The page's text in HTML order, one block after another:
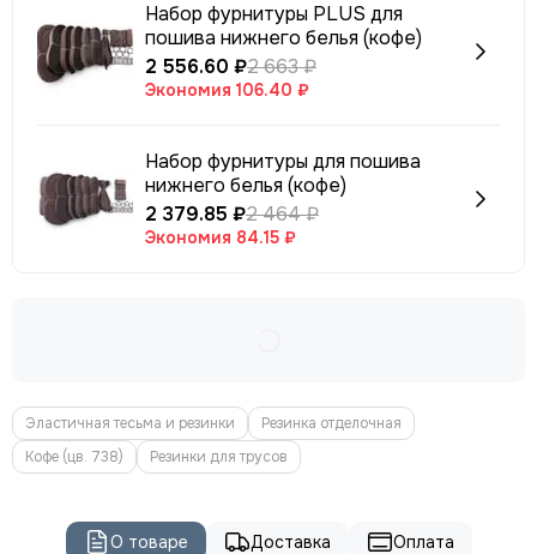
Набор фурнитуры PLUS для
пошива нижнего белья (кофе)
2 556.60 ₽2 663 ₽
Экономия 106.40 ₽
Набор фурнитуры для пошива
нижнего белья (кофе)
2 379.85 ₽2 464 ₽
Экономия 84.15 ₽
Эластичная тесьма и резинки
Резинка отделочная
Кофе (цв. 738)
Резинки для трусов
О товаре Доставка Оплата